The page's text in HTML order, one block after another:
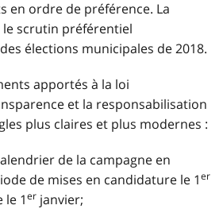
en ordre de préférence. La
scrutin préférentiel
élections municipales de 2018.
apportés à la loi
et la responsabilisation
plus claires et plus modernes :
de la campagne en
de mises en candidature le 1er
1er janvier;